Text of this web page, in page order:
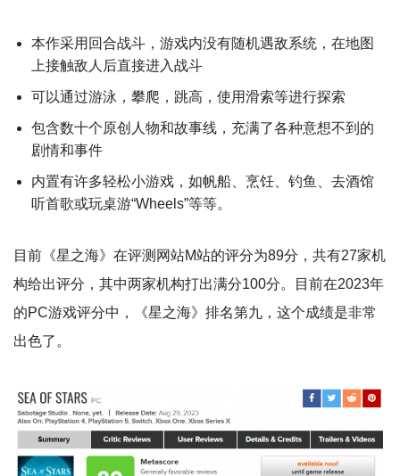
本作采用回合战斗，游戏内没有随机遇敌系统，在地图
上接触敌人后直接进入战斗
可以通过游泳，攀爬，跳高，使用滑索等进行探索
包含数十个原创人物和故事线，充满了各种意想不到的
剧情和事件
内置有许多轻松小游戏，如帆船、烹饪、钓鱼、去酒馆
听首歌或玩桌游“Wheels”等等。
目前《星之海》在评测网站M站的评分为89分，共有27家机
构给出评分，其中两家机构打出满分100分。目前在2023年
的PC游戏评分中，《星之海》排名第九，这个成绩是非常
出色了。